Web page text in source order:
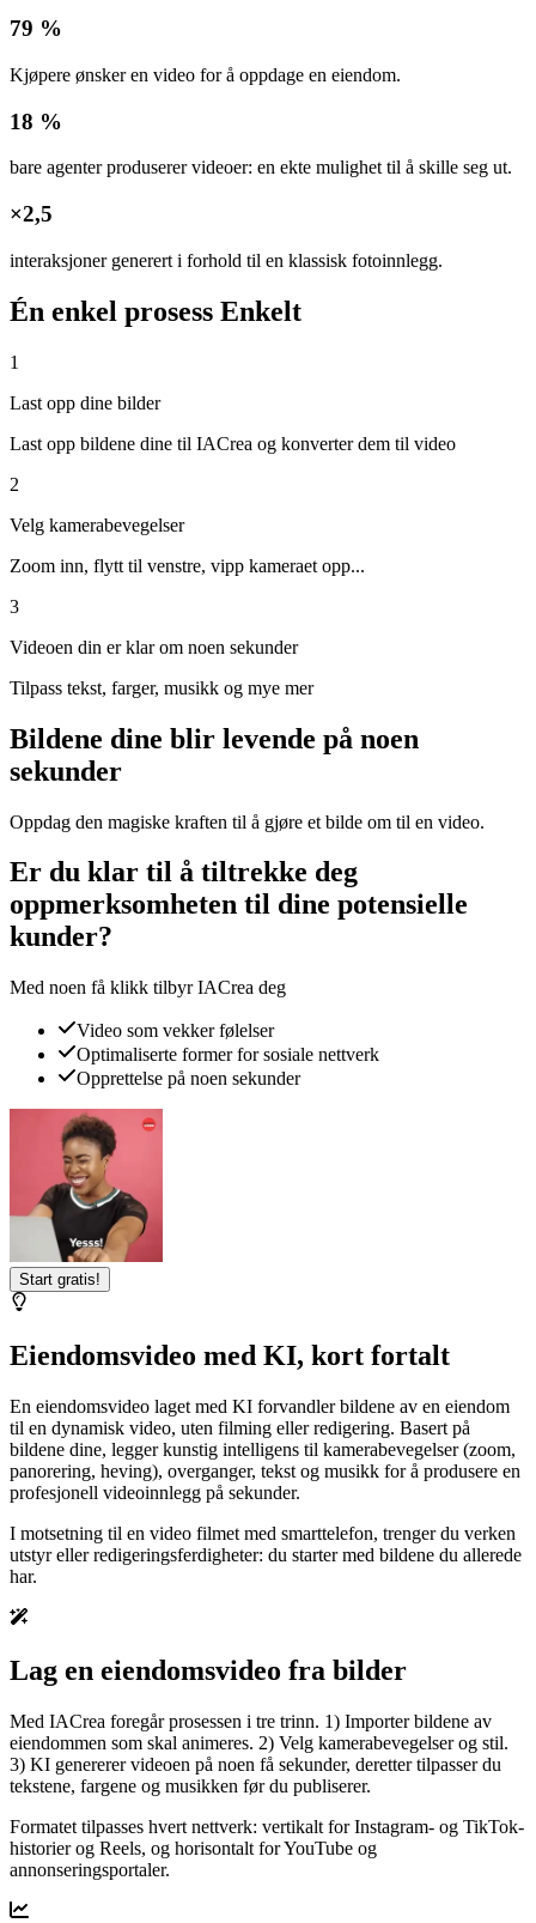
79 %
Kjøpere ønsker en video for å oppdage en eiendom.
18 %
bare agenter produserer videoer: en ekte mulighet til å skille seg ut.
×2,5
interaksjoner generert i forhold til en klassisk fotoinnlegg.
Én enkel prosess Enkelt
1
Last opp dine bilder
Last opp bildene dine til IACrea og konverter dem til video
2
Velg kamerabevegelser
Zoom inn, flytt til venstre, vipp kameraet opp...
3
Videoen din er klar om noen sekunder
Tilpass tekst, farger, musikk og mye mer
Bildene dine blir levende på noen
sekunder
Oppdag den magiske kraften til å gjøre et bilde om til en video.
Er du klar til å tiltrekke deg
oppmerksomheten til dine potensielle
kunder?
Med noen få klikk tilbyr IACrea deg
Video som vekker følelser
Optimaliserte former for sosiale nettverk
Opprettelse på noen sekunder
Start gratis!
Eiendomsvideo med KI, kort fortalt
En eiendomsvideo laget med KI forvandler bildene av en eiendom
til en dynamisk video, uten filming eller redigering. Basert på
bildene dine, legger kunstig intelligens til kamerabevegelser (zoom,
panorering, heving), overganger, tekst og musikk for å produsere en
profesjonell videoinnlegg på sekunder.
I motsetning til en video filmet med smarttelefon, trenger du verken
utstyr eller redigeringsferdigheter: du starter med bildene du allerede
har.
Lag en eiendomsvideo fra bilder
Med IACrea foregår prosessen i tre trinn. 1) Importer bildene av
eiendommen som skal animeres. 2) Velg kamerabevegelser og stil.
3) KI genererer videoen på noen få sekunder, deretter tilpasser du
tekstene, fargene og musikken før du publiserer.
Formatet tilpasses hvert nettverk: vertikalt for Instagram- og TikTok-
historier og Reels, og horisontalt for YouTube og
annonseringsportaler.